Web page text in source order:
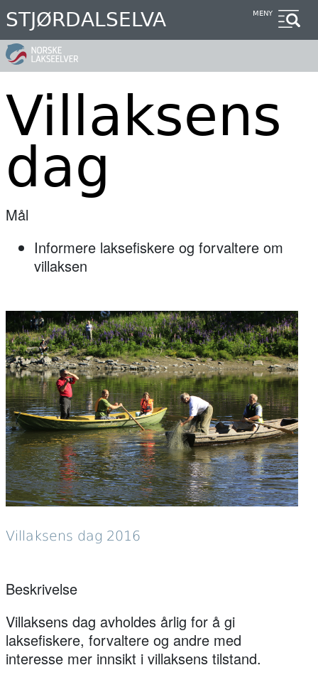
Hopp
til
hovedinnhold
STJØRDALSELVA MENY
Villaksens
dag
Mål
Informere laksefiskere og forvaltere om
villaksen
Villaksens dag 2016
Beskrivelse
Villaksens dag avholdes årlig for å gi
laksefiskere, forvaltere og andre med
interesse mer innsikt i villaksens tilstand.